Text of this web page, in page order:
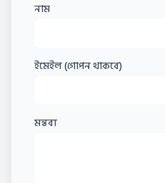
নাম
ইমেইল (গোপন থাকবে)
মন্তব্য